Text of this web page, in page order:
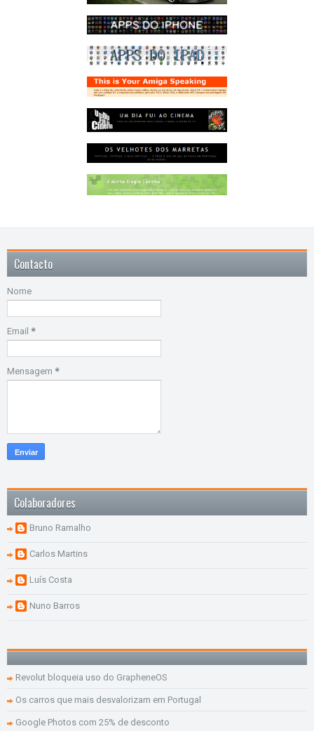
Contacto
Nome
Email *
Mensagem *
Colaboradores
Bruno Ramalho
Carlos Martins
Luís Costa
Nuno Barros
Revolut bloqueia uso do GrapheneOS
Os carros que mais desvalorizam em Portugal
Google Photos com 25% de desconto